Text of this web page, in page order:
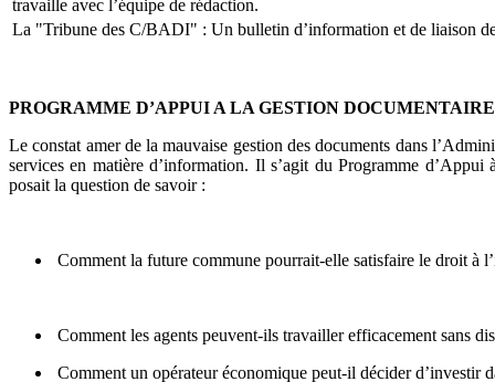
travaille avec l’équipe de rédaction.
La "Tribune des C/BADI" : Un bulletin d’information et de liaison
PROGRAMME D’APPUI A LA GESTION
Le constat amer de la mauvaise gestion des documents dans
services en matière d’information. Il s’agit du Programme
posait la question de savoir :
Comment la future commune pourrait-elle satisfaire le droit à
Comment les agents peuvent-ils travailler efficacement sans
Comment un opérateur économique peut-il décider d’investir